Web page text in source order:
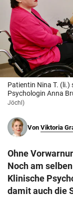
© Krone
Muthgasse 2, 1190
Patientin Nina T. (li.)
Psychologin Anna
Jöchl)
Von Viktoria
Ohne
Noch am
Klinische
damit auch die